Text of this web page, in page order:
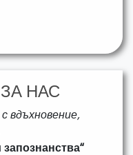
НАС
вдъхновение,